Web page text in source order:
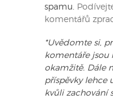
spamu.
komentářů
*Uvědomte si,
komentáře jsou
okamžitě. Dále
příspěvky lehce
kvůli zachování